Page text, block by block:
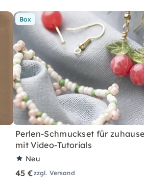
Box
Perlen-Schmuckset für
mit Video-Tutorials
Neu
45 €zzgl. Versand